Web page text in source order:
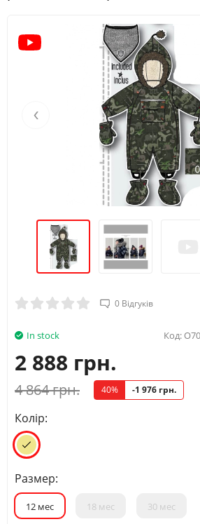
‹
0 Відгуків
In stock Код:
2 888 грн.
4 864 грн. 40% -1 976 грн.
Колір:
Размер:
12 мес 18 мес 30 мес